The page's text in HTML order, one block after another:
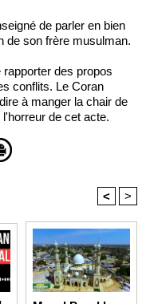
de parler en bien
de son frère musulman.
des propos
conflits. Le Coran
à manger la chair de
de cet acte.
< >